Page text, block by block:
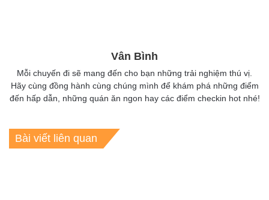
Vân Bình
Mỗi chuyến đi sẽ mang đến cho bạn những trải nghiệm thú vị.
Hãy cùng đồng hành cùng chúng mình để khám phá những điểm
đến hấp dẫn, những quán ăn ngon hay các điểm checkin hot nhé!
Bài viết liên quan